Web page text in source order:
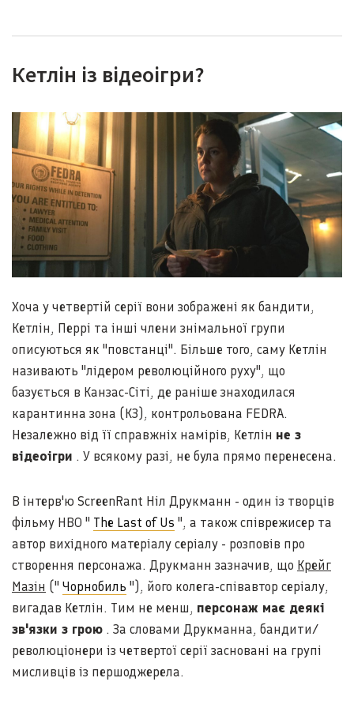
Кетлін із відеоігри?
Хоча у четвертій серії вони зображені як бандити,
Кетлін, Перрі та інші члени знімальної групи
описуються як "повстанці". Більше того, саму Кетлін
називають "лідером революційного руху", що
базується в Канзас-Сіті, де раніше знаходилася
карантинна зона (КЗ), контрольована FEDRA.
Незалежно від її справжніх намірів, Кетлін не з
відеоігри . У всякому разі, не була прямо перенесена.
В інтерв'ю ScreenRant Ніл Друкманн - один із творців
фільму HBO " The Last of Us ", а також співрежисер та
автор вихідного матеріалу серіалу - розповів про
створення персонажа. Друкманн зазначив, що Крейг
Мазін (" Чорнобиль "), його колега-співавтор серіалу,
вигадав Кетлін. Тим не менш, персонаж має деякі
зв'язки з грою . За словами Друкманна, бандити/
революціонери із четвертої серії засновані на групі
мисливців із першоджерела.